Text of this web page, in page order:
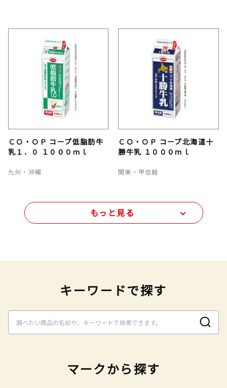
ＣＯ・ＯＰ コープ低脂肪牛
乳１．０ １０００ｍｌ
九州・沖縄
ＣＯ・ＯＰ コープ北海道十
勝牛乳 １０００ｍｌ
関東・甲信越
もっと見る
キーワードで探す
マークから探す